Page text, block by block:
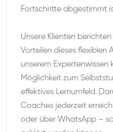
Fortschritte abgestimmt
Unsere Klienten
Vorteilen dieses flexiblen
unserem Expertenwissen
Möglichkeit zum
effektives Lernumfeld.
Coaches jederzeit
oder über WhatsApp –